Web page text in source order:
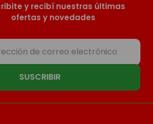
y recibí nuestras últimas
ofertas y novedades
SUSCRIBIR